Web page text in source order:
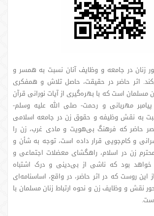
زنان در جامعه و وظایف آنان نسبت به همسر و
اثر حاضر در حقیقت، حاصل تلاش و همفکری
مسلمان است که با بهره‌گیری از آیات نورانی قرآن
مهربانی و رحمت- صلی الله علیه وسلم-
به نقش وظیفه و حقوق زن در جامعه اسلامی
عصر حاضر که فرهنگ بی‌هویت و مادی غرب، زن را
و کام‌جویی قرار داده است، توجه به شأن و
زن در اسلام، راهگشای معضلات اجتماعی و
خواهد بود که ناشی از بی‌دینی و درک اشتباه
این روست که در اثر حاضر، در واقع، اساسنامه‌ای
نقش و وظایف زن و نحوه ارتباط زنان مسلمان با